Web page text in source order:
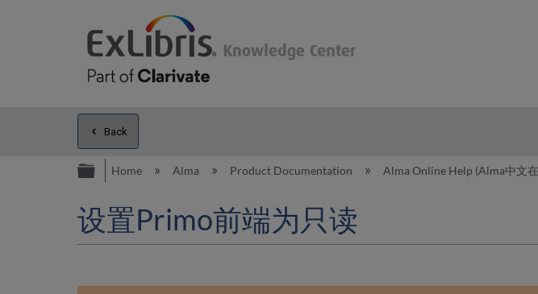
Back
Expand/collapse global hierarchy
Home Alma Product Documentation Alma Online Help (Alma中文
设置Primo前端为只读